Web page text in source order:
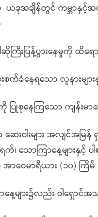
ခုအချိန်တွင် ကမ္ဘာနှင့်အဝှ
ကြီးပြန့်ပွားနေမှုကို ထိ
းစက်ခံနေရသော လူနားမျ
ပြုစုနေကြသော ကျန်းမ
ေးဝါးများ အလျင်အ
၊ သောကြာနေ့များနှ
အာဝေမာရီယား (၁၀)
နေ့များ၌လည်း ဝါရှော